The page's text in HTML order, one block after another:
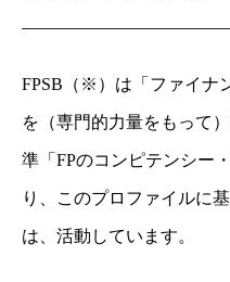
FPSB（※）は「ファイナ
を（専門的力量をもって
準「FPのコンピテンシー
り、このプロファイルに
は、活動しています。